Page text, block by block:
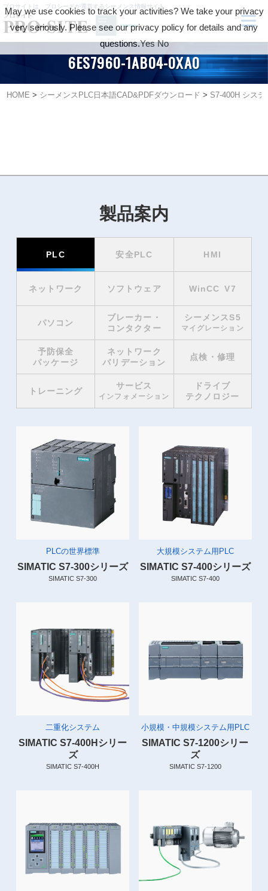
プロサイトは、プロシードが運営するシーメンス情報サイト
6ES7960-1AB04-0XA0
HOME > シーメンスPLC日本語CAD&PDFダウンロード > S7-400H シス
製品案内
PLC 安全PLC HMI
ネットワーク ソフトウェア WinCC V7
パソコン
ブレーカー・
コンタクター
シーメンスS5
マイグレーション
予防保全
パッケージ
ネットワーク
バリデーション
点検・修理
トレーニング
サービス
インフォメーション
ドライブ
テクノロジー
PLCの世界標準
SIMATIC S7-300シリーズ
SIMATIC S7-300
大規模システム用PLC
SIMATIC S7-400シリーズ
SIMATIC S7-400
二重化システム
SIMATIC S7-400Hシリー
ズ
SIMATIC S7-400H
小規模・中規模システム用PLC
SIMATIC S7-1200シリー
ズ
SIMATIC S7-1200
May we use cookies to track your activities? We take your privacy
very seriously. Please see our privacy policy for details and any
questions.Yes No